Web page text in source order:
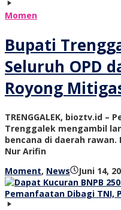
Momen
Bupati
Seluruh OPD
Royong
TRENGGALEK, bioztv.id –
Trenggalek mengambil
bencana di daerah
Nur Arifin
Moment, News Juni 14,